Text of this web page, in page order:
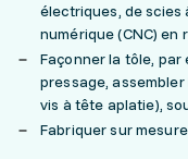
électriques, de scies
numérique (CNC)
Façonner la tôle, par
pressage,
vis à tête aplatie),
Fabriquer sur